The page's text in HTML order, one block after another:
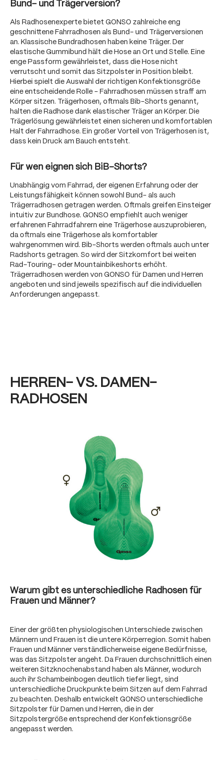
Bund- und Trägerversion?
Als Radhosenexperte bietet GONSO zahlreiche eng
geschnittene Fahrradhosen als Bund- und Trägerversionen
an. Klassische Bundradhosen haben keine Träger. Der
elastische Gummibund hält die Hose an Ort und Stelle. Eine
enge Passform gewährleistet, dass die Hose nicht
verrutscht und somit das Sitzpolster in Position bleibt.
Hierbei spielt die Auswahl der richtigen Konfektionsgröße
eine entscheidende Rolle - Fahrradhosen müssen straff am
Körper sitzen. Trägerhosen, oftmals Bib-Shorts genannt,
halten die Radhose dank elastischer Träger an Körper. Die
Trägerlösung gewährleistet einen sicheren und komfortablen
Halt der Fahrradhose. Ein großer Vorteil von Trägerhosen ist,
dass kein Druck am Bauch entsteht.
Für wen eignen sich BiB-Shorts?
Unabhängig vom Fahrrad, der eigenen Erfahrung oder der
Leistungsfähigkeit können sowohl Bund- als auch
Trägerradhosen getragen werden. Oftmals greifen Einsteiger
intuitiv zur Bundhose. GONSO empfiehlt auch weniger
erfahrenen Fahrradfahrern eine Trägerhose auszuprobieren,
da oftmals eine Trägerhose als komfortabler
wahrgenommen wird. Bib-Shorts werden oftmals auch unter
Radshorts getragen. So wird der Sitzkomfort bei weiten
Rad-Touring- oder Mountainbikeshorts erhöht.
Trägerradhosen werden von GONSO für Damen und Herren
angeboten und sind jeweils spezifisch auf die individuellen
Anforderungen angepasst.
HERREN- VS. DAMEN-
RADHOSEN
Warum gibt es unterschiedliche Radhosen für
Frauen und Männer?
Einer der größten physiologischen Unterschiede zwischen
Männern und Frauen ist die untere Körperregion. Somit haben
Frauen und Männer verständlicherweise eigene Bedürfnisse,
was das Sitzpolster angeht. Da Frauen durchschnittlich einen
weiteren Sitzknochenabstand haben als Männer, wodurch
auch ihr Schambeinbogen deutlich tiefer liegt, sind
unterschiedliche Druckpunkte beim Sitzen auf dem Fahrrad
zu beachten. Deshalb entwickelt GONSO unterschiedliche
Sitzpolster für Damen und Herren, die in der
Sitzpolstergröße entsprechend der Konfektionsgröße
angepasst werden.